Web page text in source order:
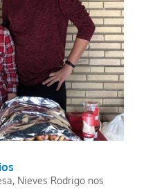
Nieves Rodrigo nos